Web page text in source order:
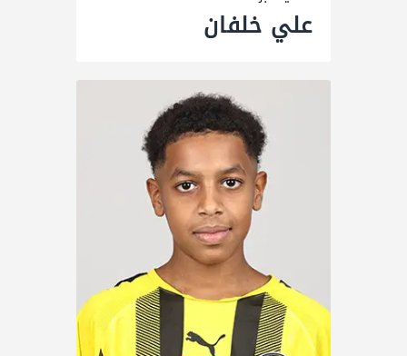
علي خلفان